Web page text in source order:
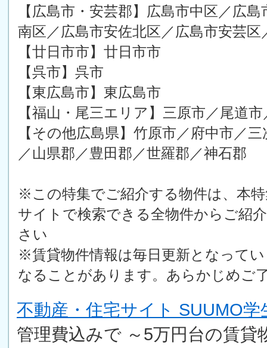
【広島市・安芸郡】広島市中区／広
南区／広島市安佐北区／広島市安芸
【廿日市市】廿日市市
【呉市】呉市
【東広島市】東広島市
【福山・尾三エリア】三原市／尾道
【その他広島県】竹原市／府中市／
／山県郡／豊田郡／世羅郡／神石郡
※この特集でご紹介する物件は、本
サイトで検索できる全物件からご紹
さい
※賃貸物件情報は毎日更新となって
なることがあります。あらかじめご
不動産・住宅サイト SUUMO学
管理費込みで ～5万円台の賃貸